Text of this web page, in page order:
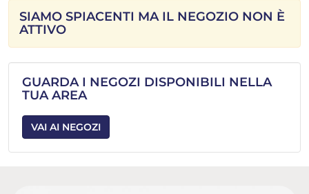
SIAMO SPIACENTI MA IL NEGOZIO NON È
ATTIVO
GUARDA I NEGOZI DISPONIBILI NELLA
TUA AREA
VAI AI NEGOZI